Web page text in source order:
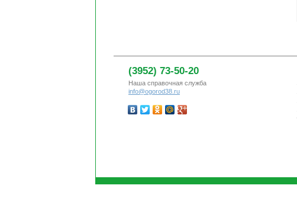
(3952) 73-50-20
Наша справочная служба
info@ogorod38.ru